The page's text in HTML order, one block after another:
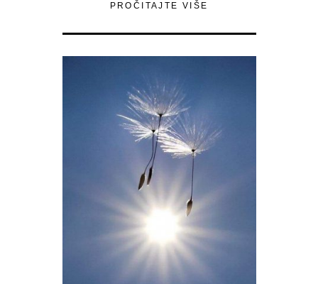
PROČITAJTE VIŠE